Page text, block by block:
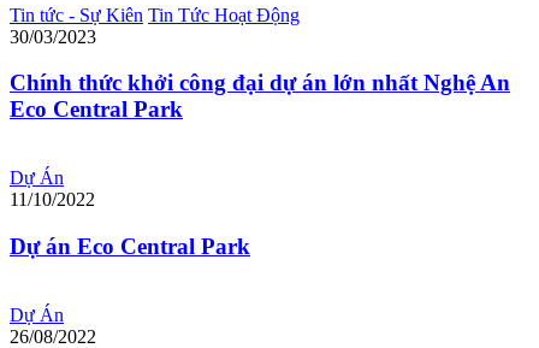
Tin tức - Sự Kiên Tin Tức Hoạt Động
30/03/2023
Chính thức khởi công đại dự án lớn nhất Nghệ An
Eco Central Park
Dự Án
11/10/2022
Dự án Eco Central Park
Dự Án
26/08/2022